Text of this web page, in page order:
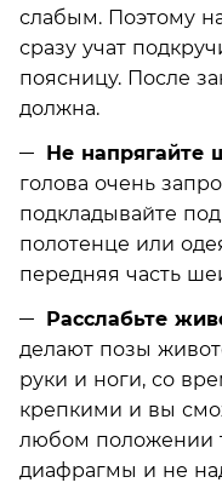
слабым. Поэтому
сразу учат
поясницу. После
должна.
Не напрягайте
голова очень
подкладывайте
полотенце или
передняя часть
Расслабьте
делают позы
руки и ноги, со
крепкими и вы
любом положении
диафрагмы и не